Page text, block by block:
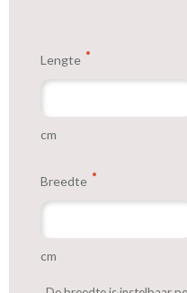
Lengte
cm
Breedte
cm